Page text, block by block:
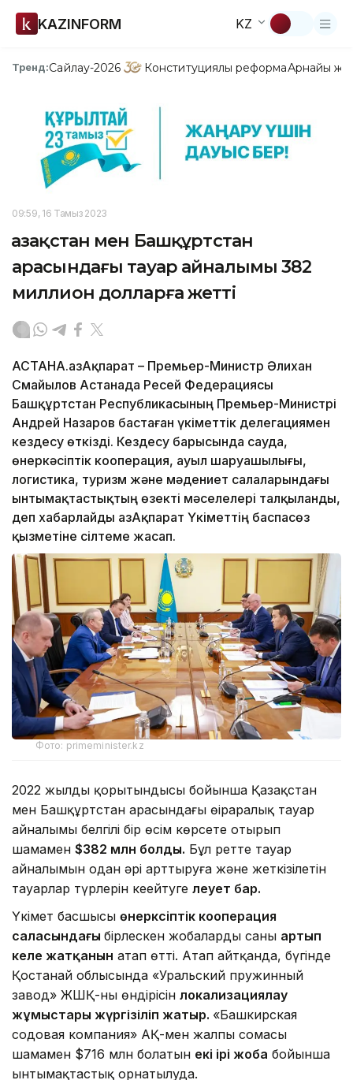
KAZINFORM KZ
Тренд:Сайлау-2026 Конституциялық реформаАрнайы
09:59, 16 Тамыз 2023
Қазақстан мен Башқұртстан
арасындағы тауар айналымы 382
миллион долларға жетті
АСТАНА.ҚазАқпарат – Премьер-Министр Әлихан
Смайылов Астанада Ресей Федерациясы
Башқұртстан Республикасының Премьер-Министрі
Андрей Назаров бастаған үкіметтік делегациямен
кездесу өткізді. Кездесу барысында сауда,
өнеркәсіптік кооперация, ауыл шаруашылығы,
логистика, туризм және мәдениет салаларындағы
ынтымақтастықтың өзекті мәселелері талқыланды,
деп хабарлайды ҚазАқпарат Үкіметтің баспасөз
қызметіне сілтеме жасап.
Фото: primeminister.kz
2022 жылдың қорытындысы бойынша Қазақстан
мен Башқұртстан арасындағы өңіраралық тауар
айналымы белгілі бір өсім көрсете отырып
шамамен $382 млн болды. Бұл ретте тауар
айналымын одан әрі арттыруға және жеткізілетін
тауарлар түрлерін кеңейтуге әлеует бар.
Үкімет басшысы өнеркәсіптік кооперация
саласындағы бірлескен жобалардың саны артып
келе жатқанын атап өтті. Атап айтқанда, бүгінде
Қостанай облысында «Уральский пружинный
завод» ЖШҚ-ның өндірісін локализациялау
жұмыстары жүргізіліп жатыр. «Башкирская
содовая компания» АҚ-мен жалпы сомасы
шамамен $716 млн болатын екі ірі жоба бойынша
ынтымақтастық орнатылуда.